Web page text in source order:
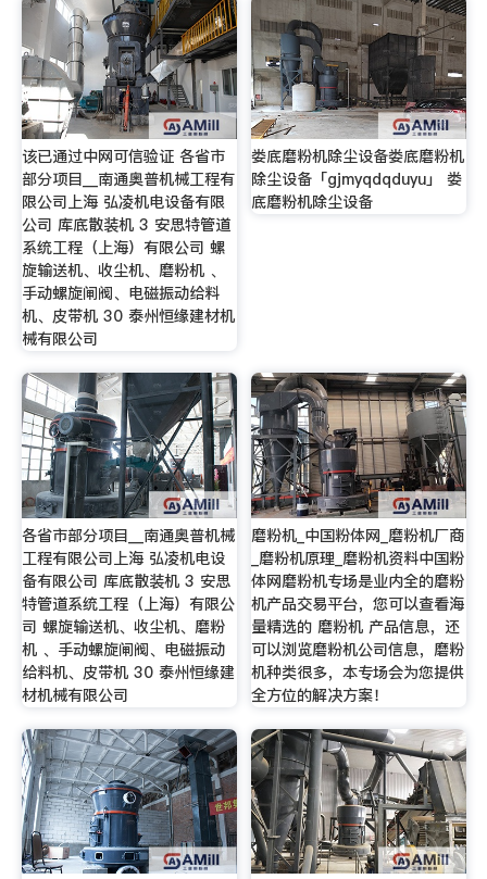
该已通过中网可信验证 各省市
部分项目__南通奥普机械工程有
限公司上海 弘凌机电设备有限
公司 库底散装机 3 安思特管道
系统工程（上海）有限公司 螺
旋输送机、收尘机、磨粉机 、
手动螺旋闸阀、电磁振动给料
机、皮带机 30 泰州恒缘建材机
械有限公司
娄底磨粉机除尘设备娄底磨粉机
除尘设备「gjmyqdqduyu」 娄
底磨粉机除尘设备
各省市部分项目__南通奥普机械
工程有限公司上海 弘凌机电设
备有限公司 库底散装机 3 安思
特管道系统工程（上海）有限公
司 螺旋输送机、收尘机、磨粉
机 、手动螺旋闸阀、电磁振动
给料机、皮带机 30 泰州恒缘建
材机械有限公司
磨粉机_中国粉体网_磨粉机厂商
_磨粉机原理_磨粉机资料中国粉
体网磨粉机专场是业内全的磨粉
机产品交易平台，您可以查看海
量精选的 磨粉机 产品信息，还
可以浏览磨粉机公司信息，磨粉
机种类很多，本专场会为您提供
全方位的解决方案！